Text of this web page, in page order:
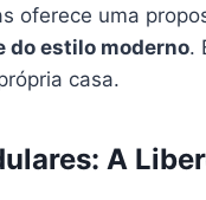
oferece uma
do estilo moderno.
casa.
A